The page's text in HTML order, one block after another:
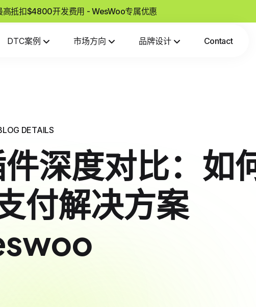
抵扣$4800开发费用 - WesWoo专属优惠
DTC案例 市场方向 品牌设计 Contact
DETAILS
深度对比：如
付解决方案